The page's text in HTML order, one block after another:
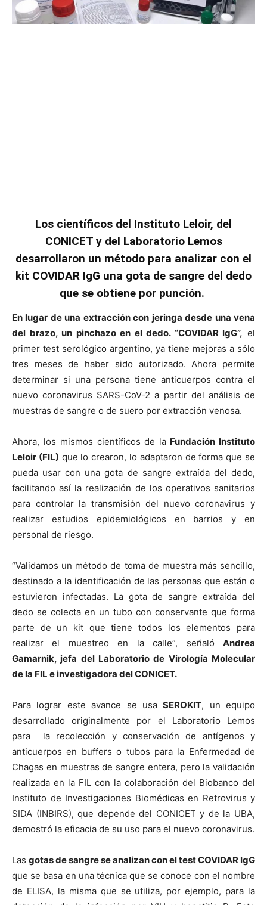
Los científicos del Instituto Leloir, del
CONICET y del Laboratorio Lemos
desarrollaron un método para analizar con el
kit COVIDAR IgG una gota de sangre del dedo
que se obtiene por punción.
En lugar de una extracción con jeringa desde una vena
del brazo, un pinchazo en el dedo. “COVIDAR IgG”, el
primer test serológico argentino, ya tiene mejoras a sólo
tres meses de haber sido autorizado. Ahora permite
determinar si una persona tiene anticuerpos contra el
nuevo coronavirus SARS-CoV-2 a partir del análisis de
muestras de sangre o de suero por extracción venosa.
Ahora, los mismos científicos de la Fundación Instituto
Leloir (FIL) que lo crearon, lo adaptaron de forma que se
pueda usar con una gota de sangre extraída del dedo,
facilitando así la realización de los operativos sanitarios
para controlar la transmisión del nuevo coronavirus y
realizar estudios epidemiológicos en barrios y en
personal de riesgo.
“Validamos un método de toma de muestra más sencillo,
destinado a la identificación de las personas que están o
estuvieron infectadas. La gota de sangre extraída del
dedo se colecta en un tubo con conservante que forma
parte de un kit que tiene todos los elementos para
realizar el muestreo en la calle”, señaló Andrea
Gamarnik, jefa del Laboratorio de Virología Molecular
de la FIL e investigadora del CONICET.
Para lograr este avance se usaSEROKIT, un equipo
desarrollado originalmente por el Laboratorio Lemos
para la recolección y conservación de antígenos y
anticuerpos en buffers o tubos para la Enfermedad de
Chagas en muestras de sangre entera, pero la validación
realizada en la FIL con la colaboración del Biobanco del
Instituto de Investigaciones Biomédicas en Retrovirus y
SIDA (INBIRS), que depende del CONICET y de la UBA,
demostró la eficacia de su uso para el nuevo coronavirus.
Las gotas de sangre se analizan con el test COVIDAR IgG
que se basa en una técnica que se conoce con el nombre
de ELISA, la misma que se utiliza, por ejemplo, para la